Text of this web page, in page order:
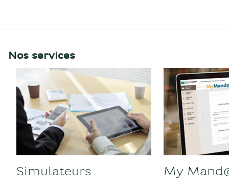
Nos services
Simulateurs My